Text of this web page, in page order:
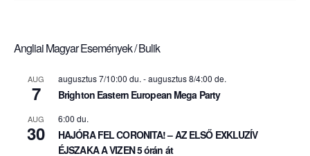
Angliai Magyar Események / Bulik
AUG
7
augusztus 7/10:00 du. -augusztus 8/4:00 de.
Brighton Eastern European Mega Party
AUG
30
6:00 du.
HAJÓRA FEL CORONITA! – AZ ELSŐ EXKLUZÍV
ÉJSZAKA A VIZEN 5 órán át